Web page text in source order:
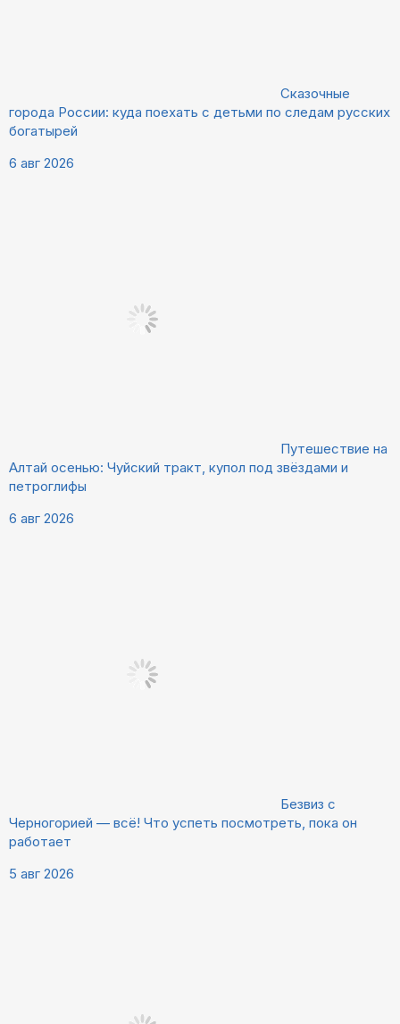
Сказочные
города России: куда поехать с детьми по следам русских
богатырей
6 авг 2026
Путешествие на
Алтай осенью: Чуйский тракт, купол под звёздами и
петроглифы
6 авг 2026
Безвиз с
Черногорией — всё! Что успеть посмотреть, пока он
работает
5 авг 2026